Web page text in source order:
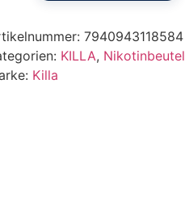
7940943118584
KILLA, Nikotinbeutel
Killa